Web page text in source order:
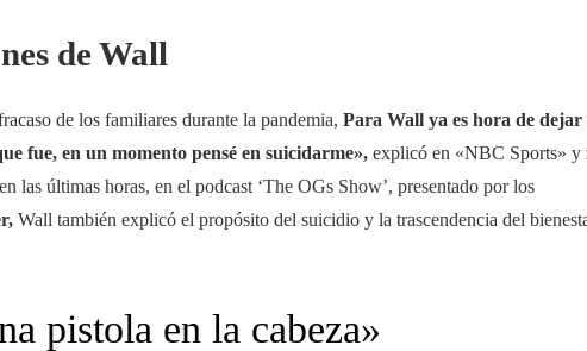
de Wall
de los familiares durante la pandemia, Para Wall ya es hora de dejar
fue, en un momento pensé en suicidarme», explicó en «NBC Sports» y
las últimas horas, en el podcast ‘The OGs Show’, presentado por los
Wall también explicó el propósito del suicidio y la trascendencia del
pistola en la cabeza»